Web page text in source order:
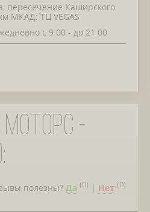
пересечение Каширского
МКАД: ТЦ VEGAS
с 9 00 - до 21 00
-
полезны? Да (0) | Нет (0)